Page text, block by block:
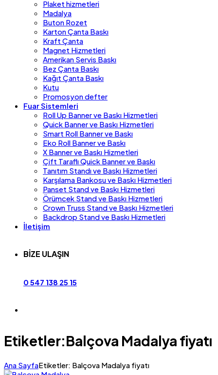
Plaket hizmetleri
Madalya
Buton Rozet
Karton Çanta Baskı
Kraft Çanta
Magnet Hizmetleri
Amerikan Servis Baskı
Bez Çanta Baskı
Kağıt Çanta Baskı
Kutu
Promosyon defter
Fuar Sistemleri
Roll Up Banner ve Baskı Hizmetleri
Quick Banner ve Baskı Hizmetleri
Smart Roll Banner ve Baskı
Eko Roll Banner ve Baskı
X Banner ve Baskı Hizmetleri
Çift Taraflı Quick Banner ve Baskı
Tanıtım Standı ve Baskı Hizmetleri
Karşılama Bankosu ve Baskı Hizmetleri
Panset Stand ve Baskı Hizmetleri
Örümcek Stand ve Baskı Hizmetleri
Crown Truss Stand ve Baskı Hizmetleri
Backdrop Stand ve Baskı Hizmetleri
İletişim
BİZE ULAŞIN
0 547 138 25 15
Etiketler:Balçova Madalya fiyatı
Ana SayfaEtiketler: Balçova Madalya fiyatı